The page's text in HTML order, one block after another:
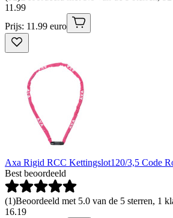
11.99
Prijs: 11.99 euro
Axa Rigid RCC Kettingslot120/3,5 Code
Best beoordeeld
(1)Beoordeeld met 5.0 van de 5 sterren, 1
16.19